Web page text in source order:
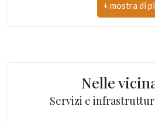
CAP: 63900
Totale mq:
Nelle
Servizi e
Giardino